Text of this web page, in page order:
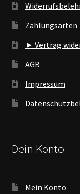
Zahlungsarten
► Vertrag
AGB
Impressum
Dein Konto
Mein Konto